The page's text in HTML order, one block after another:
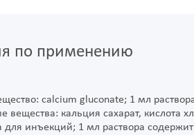
по применению
calcium gluconate; 1 мл
вещества: кальция сахарат, кислота
для инъекций; 1 мл раствора